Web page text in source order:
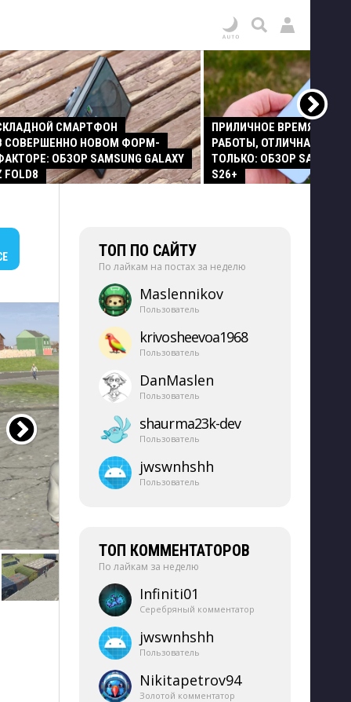
СМАРТФОН
СОВЕРШЕННО НОВОМ ФОРМ-
ОБЗОР SAMSUNG GALAXY
FOLD8
ПРИЛИЧНОЕ ВРЕМЯ
РАБОТЫ, ОТЛИЧНАЯ
ТОЛЬКО: ОБЗОР SAMSUNG
S26+
ТОП ПО САЙТУ
По лайкам на постах за неделю
Maslennikov
Пользователь
krivosheevoa1968
Пользователь
DanMaslen
Пользователь
shaurma23k-​dev
Пользователь
jwswnhshh
Пользователь
ТОП КОММЕНТАТОРОВ
По лайкам за неделю
Infiniti01
Серебряный комментатор
jwswnhshh
Пользователь
Nikitapetrov94
Золотой комментатор